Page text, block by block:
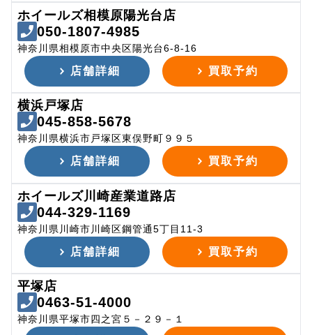
ホイールズ相模原陽光台店
050-1807-4985
神奈川県相模原市中央区陽光台6-8-16
店舗詳細 買取予約
横浜戸塚店
045-858-5678
神奈川県横浜市戸塚区東俣野町９９５
店舗詳細 買取予約
ホイールズ川崎産業道路店
044-329-1169
神奈川県川崎市川崎区鋼管通5丁目11-3
店舗詳細 買取予約
平塚店
0463-51-4000
神奈川県平塚市四之宮５－２９－１